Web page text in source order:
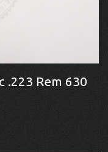
.223 Rem 630